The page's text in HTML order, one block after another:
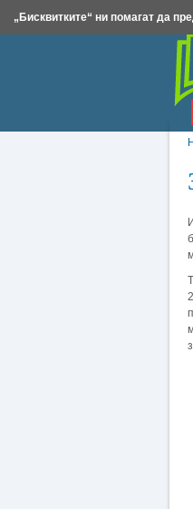
Insert.bg Framar.bg Kak-
„Бисквитките“ ни помагат да